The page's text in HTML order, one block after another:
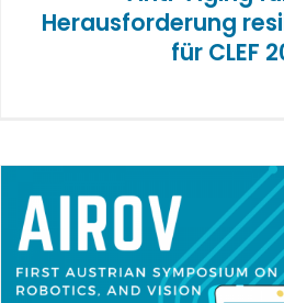
Herausforderung
für CLEF